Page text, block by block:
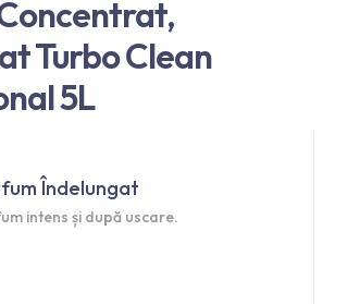
Turbo Clean
5L
Îndelungat
intens și după uscare.